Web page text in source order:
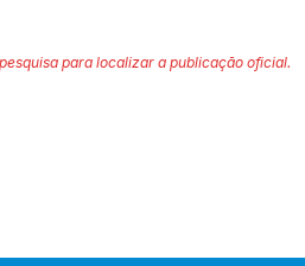
para localizar a publicação oficial.